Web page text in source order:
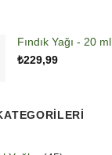
Fındık Yağı - 20 ml
₺229,99